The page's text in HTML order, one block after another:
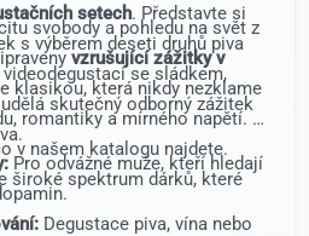
setech. Představte si
s výběrem deseti druhů piva
se sládkem,
skutečný odborný zážitek
svobody a pohledu na svět z
vzrušující zážitky v
klasikou, která nikdy nezklame
romantiky a mírného napětí. A
v našem katalogu najdete.
široké spektrum dárků, které
Pro odvážné muže, kteří hledají
Degustace piva, vína nebo